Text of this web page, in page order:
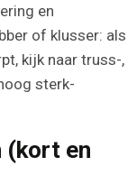
en
of klusser: als
kijk naar truss-,
sterk-
(kort en